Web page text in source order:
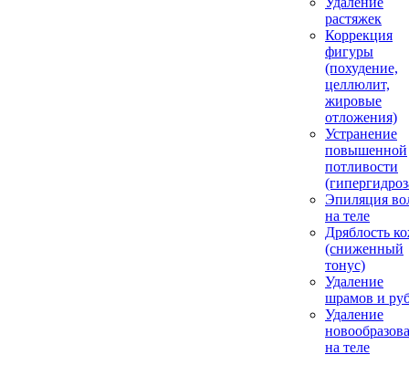
растяжек
Коррекция
фигуры
(похудение,
целлюлит,
жировые
отложения)
Устранение
повышенной
потливости
Эпиляция
на теле
Дряблость
(сниженный
тонус)
Удаление
шрамов и
Удаление
на теле